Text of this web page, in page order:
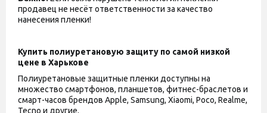
продавец не несёт ответственности за качество
нанесения пленки!
Купить полиуретановую защиту по самой низкой
цене в Харькове
Полиуретановые защитные пленки доступны на
множество смартфонов, планшетов, фитнес-браслетов и
смарт-часов брендов Apple, Samsung, Xiaomi, Poco, Realme,
Tecno и другие.